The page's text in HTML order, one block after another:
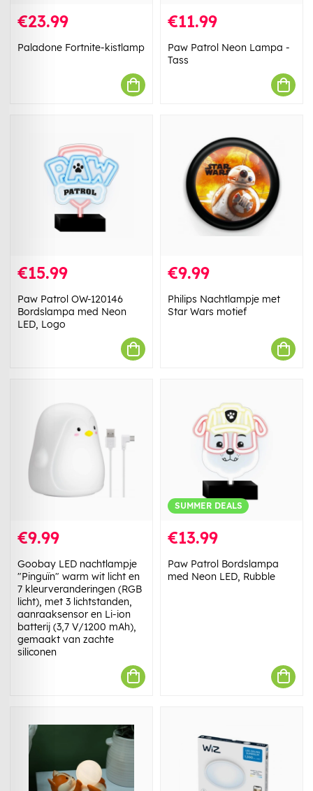
€23.99
Paladone Fortnite-kistlamp
€11.99
Paw Patrol Neon Lampa -
Tass
€15.99
Paw Patrol OW-120146
Bordslampa med Neon
LED, Logo
€9.99
Philips Nachtlampje met
Star Wars motief
€9.99
Goobay LED nachtlampje
"Pinguïn" warm wit licht en
7 kleurveranderingen (RGB
licht), met 3 lichtstanden,
aanraaksensor en Li-ion
batterij (3,7 V/1200 mAh),
gemaakt van zachte
siliconen
SUMMER DEALS
€13.99
Paw Patrol Bordslampa
med Neon LED, Rubble